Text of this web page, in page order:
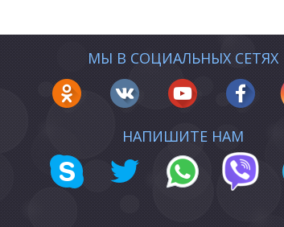
МЫ В СОЦИАЛЬНЫХ СЕТЯХ
НАПИШИТЕ НАМ